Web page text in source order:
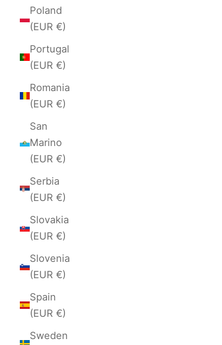
Poland
(EUR €)
Portugal
(EUR €)
Romania
(EUR €)
San
Marino
(EUR €)
Serbia
(EUR €)
Slovakia
(EUR €)
Slovenia
(EUR €)
Spain
(EUR €)
Sweden